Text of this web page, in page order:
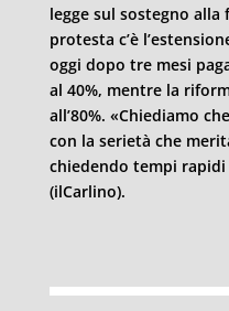
legge sul sostegno
protesta c’è
oggi dopo tre mesi
al 40%, mentre la
all’80%. «Chiediamo
con la serietà che
chiedendo tempi
(ilCarlino).